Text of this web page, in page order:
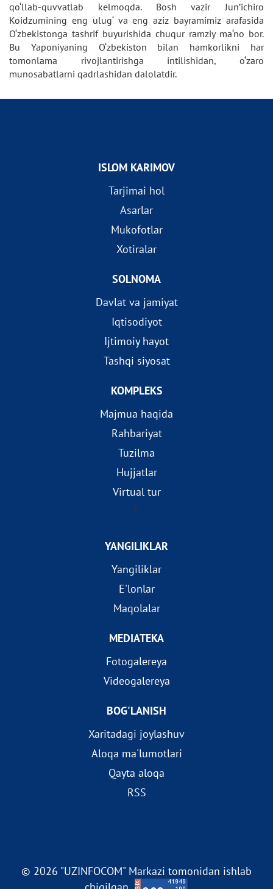
qo‘llab-quvvatlab kelmoqda. Bosh vazir Jun’ichiro
Koidzumining eng ulug‘ va eng aziz bayramimiz arafasida
O‘zbekistonga tashrif buyurishida chuqur ramziy ma‘no bor.
Bu Yaponiyaning O‘zbekiston bilan hamkorlikni har
tomonlama rivojlantirishga intilishidan, o‘zaro
munosabatlarni qadrlashidan dalolatdir.
ISLOM KARIMOV
Tarjimai hol
Asarlar
Mukofotlar
Xotiralar
SOLNOMA
Davlat va jamiyat
Iqtisodiyot
Ijtimoiy hayot
Tashqi siyosat
KOMPLEKS
Majmua haqida
Rahbariyat
Tuzilma
Hujjatlar
Virtual tur
?>
YANGILIKLAR
Yangiliklar
E'lonlar
Maqolalar
MEDIATEKA
Fotogalereya
Videogalereya
BOG'LANISH
Xaritadagi joylashuv
Aloqa ma'lumotlari
Qayta aloqa
RSS
© 2026 "UZINFOCOM" Markazi tomonidan ishlab